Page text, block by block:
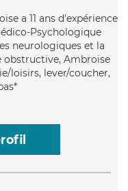
a 11 ans d'expérience
Psychologique
neurologiques et la
Ambroise
loisirs, lever/coucher,